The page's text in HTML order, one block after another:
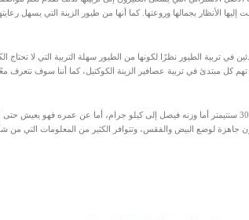
إليها الأنظار بجمالها وروعتها. كما أنها من طيور الزينة التي يسهل
في تربية الطيور نظرًا لكونها من الطيور سهلة التربية التي لا
كل مبتدئ في تربية عصافير الزينة الكوكتيل، كما أننا سوف نتعرف
جاهزة لوضع البيض والفقس، وتتوافر الكثير من المعلومات التي من